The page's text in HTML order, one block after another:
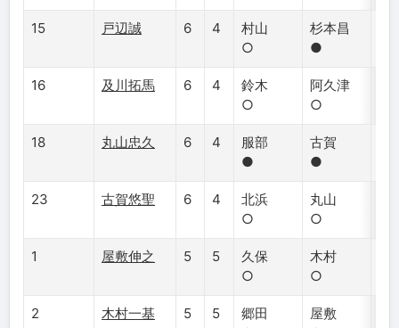
15 戸辺誠 6 4
村山
○
杉本昌
●
16 及川拓馬 6 4
鈴木
○
阿久津
○
18 丸山忠久 6 4
服部
●
古賀
●
23 古賀悠聖 6 4
北浜
○
丸山
○
1 屋敷伸之 5 5
久保
○
木村
○
2 木村一基 5 5
郷田
屋敷